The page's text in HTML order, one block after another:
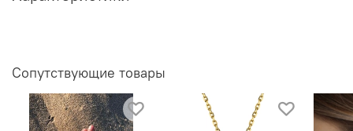
Сопутствующие товары